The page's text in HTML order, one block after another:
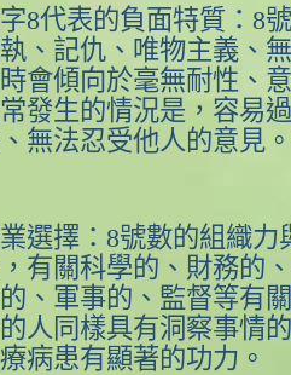
8代表的負面特質： 8
執、記仇、唯物主義、
會傾向於毫無耐性、
發生的情況是，容易
無法忍受他人的意見。
選擇： 8號數的組織力
有關科學的、財務的
、軍事的、監督等有
人同樣具有洞察事情
病患有顯著的功力。